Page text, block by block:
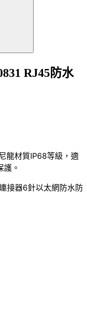
RJ45防水
龍材質IP68等級，適
。
接器6針以太網防水防